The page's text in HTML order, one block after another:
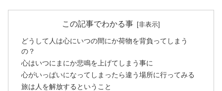
この記事でわかる事
どうして人は心にいつの間にか荷物を背負ってしまう
の？
心はいつにまにか悲鳴を上げてしまう事に
心がいっぱいになってしまったら違う場所に行ってみる
旅は人を解放するということ